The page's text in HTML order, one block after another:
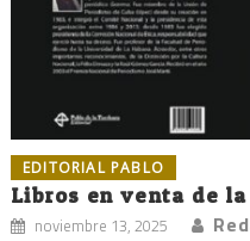
EDITORIAL PABLO
Libros en venta de
noviembre 13, 2025